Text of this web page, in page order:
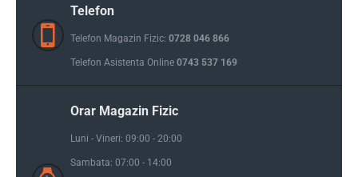
Telefon
Telefon Magazin Fizic: 0728 046 866
Telefon Asistenta Online 0743 537 169
Orar Magazin Fizic
Luni - Vineri: 09:00 - 20:00
Sambata: 07:00 - 14:00